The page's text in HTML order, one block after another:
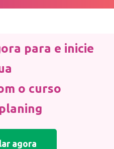
para e inicie
o curso
agora